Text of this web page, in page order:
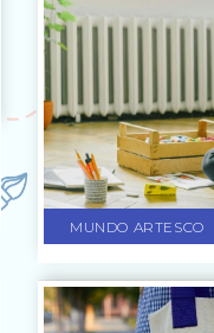
MUNDO ARTESCO